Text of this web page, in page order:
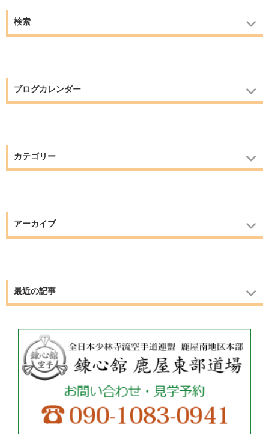
検索
ブログカレンダー
カテゴリー
アーカイブ
最近の記事